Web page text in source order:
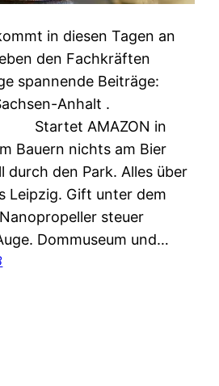
in diesen Tagen an
den Fachkräften
spannende Beiträge:
Anhalt .
in
Bauern nichts am Bier
durch den Park. Alles über
Leipzig. Gift unter dem
steuer
Dommuseum und…